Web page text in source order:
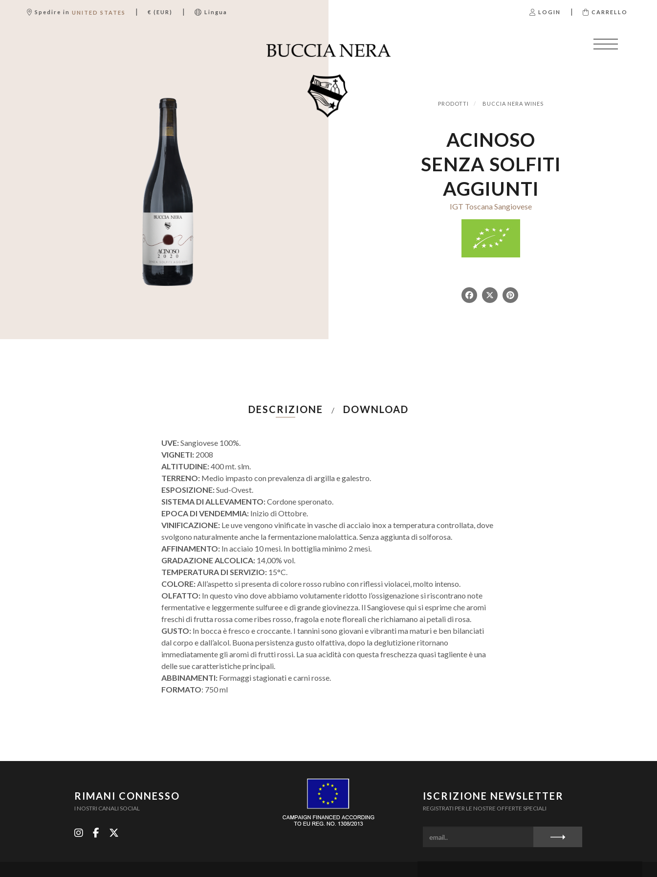
Spedire in UNITED STATES | € (EUR) | Lingua LOGIN | CARRELLO
PRODOTTI BUCCIA NERA WINES
ACINOSO
SENZA SOLFITI
AGGIUNTI
IGT Toscana Sangiovese
DESCRIZIONE DOWNLOAD
UVE:Sangiovese 100%.
VIGNETI: 2008
ALTITUDINE:400 mt. slm.
TERRENO: Medio impasto con prevalenza di argilla e galestro.
ESPOSIZIONE:Sud-Ovest.
SISTEMA DI ALLEVAMENTO:Cordone speronato.
EPOCA DI VENDEMMIA: Inizio di Ottobre.
VINIFICAZIONE: Le uve vengono vinificate in vasche di acciaio inox a temperatura controllata, dove
svolgono naturalmente anche la fermentazione malolattica. Senza aggiunta di solforosa.
AFFINAMENTO: In acciaio 10 mesi. In bottiglia minimo 2 mesi.
GRADAZIONE ALCOLICA: 14,00% vol.
TEMPERATURA DI SERVIZIO: 15°C.
COLORE:All’aspetto si presenta di colore rosso rubino con riflessi violacei, molto intenso.
OLFATTO: In questo vino dove abbiamo volutamente ridotto l’ossigenazione si riscontrano note
fermentative e leggermente sulfuree e di grande giovinezza. Il Sangiovese qui si esprime chearomi
freschi di frutta rossa come ribes rosso, fragola e note floreali che richiamano ai petali di rosa.
GUSTO: In bocca è fresco e croccante. I tannini sono giovani e vibranti ma maturi e ben bilanciati
dal corpo e dall’alcol. Buona persistenza gusto olfattiva, dopo la deglutizione ritornano
immediatamente gli aromi di frutti rossi. La sua acidità con questa freschezza quasi tagliente è una
delle sue caratteristiche principali.
ABBINAMENTI: Formaggi stagionati e carni rosse.
FORMATO: 750 ml
RIMANI CONNESSO
I NOSTRI CANALI SOCIAL
ISCRIZIONE NEWSLETTER
REGISTRATI PER LE NOSTRE OFFERTE SPECIALI